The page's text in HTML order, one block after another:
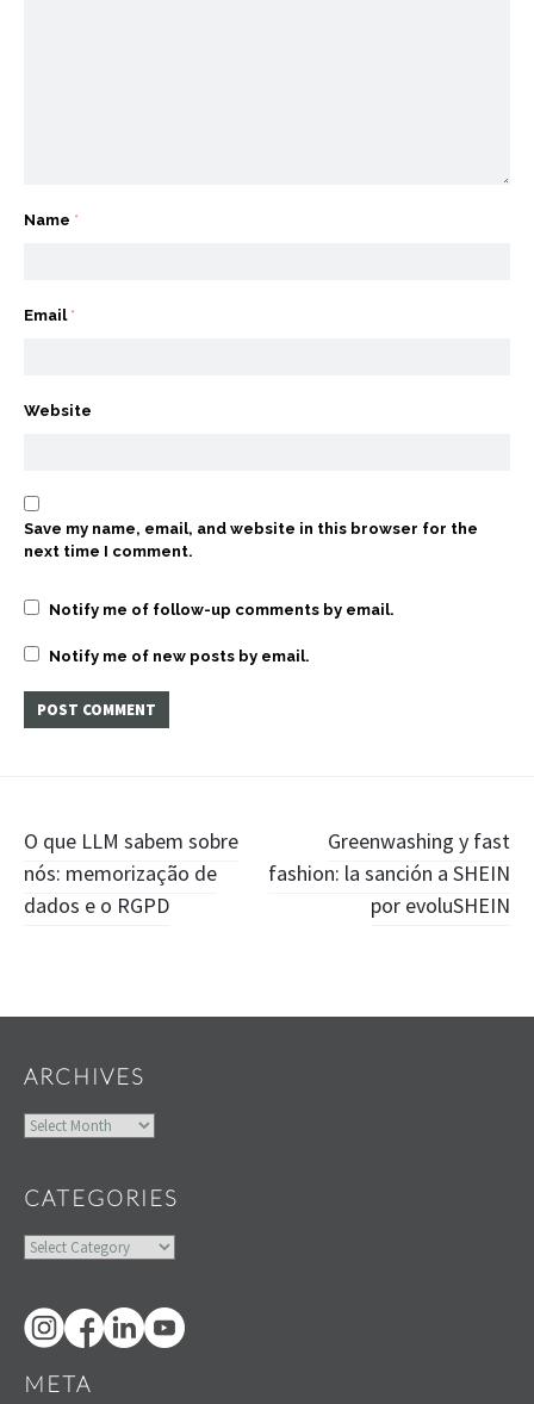
Name *
Email *
Website
Save my name, email, and website in this browser for the
next time I comment.
Notify me of follow-up comments by email.
Notify me of new posts by email.
Post
navigation
O que LLM sabem sobre
nós: memorização de
dados e o RGPD
Greenwashing y fast
fashion: la sanción a SHEIN
por evoluSHEIN
ARCHIVES
Archives
CATEGORIES
Categories
META